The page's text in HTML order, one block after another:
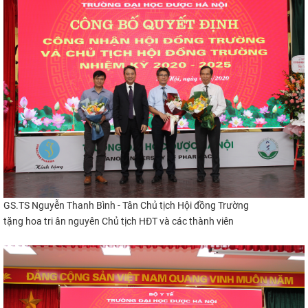
GS.TS Nguyễn Thanh Bình - Tân Chủ tịch Hội đồng Trường​
tặng hoa tri ân nguyên Chủ tịch HĐT và các thành viên